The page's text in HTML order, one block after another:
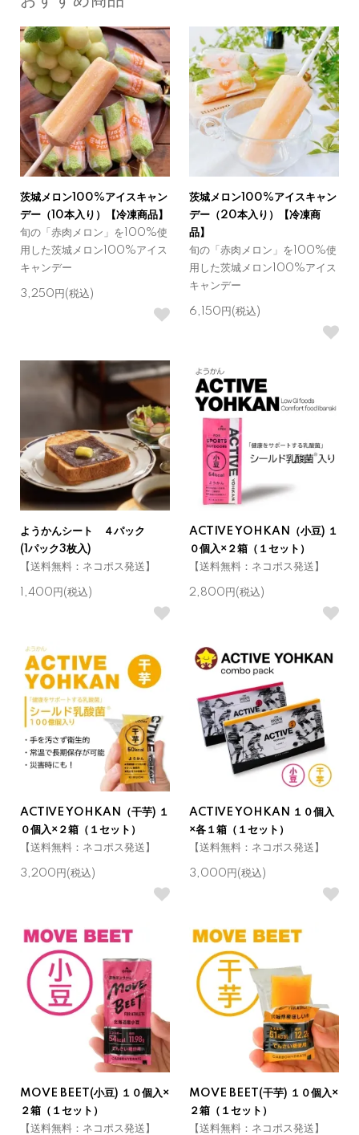
茨城メロン100%アイスキャン
デー（10本入り）【冷凍商品】
旬の「赤肉メロン」を100%使
用した茨城メロン100%アイス
キャンデー
3,250円(税込)
茨城メロン100%アイスキャン
デー（20本入り）【冷凍商
品】
旬の「赤肉メロン」を100%使
用した茨城メロン100%アイス
キャンデー
6,150円(税込)
ようかんシート ４パック
(1パック3枚入)
【送料無料：ネコポス発送】
1,400円(税込)
ACTIVE YOHKAN（小豆) １
０個入×２箱（１セット）
【送料無料：ネコポス発送】
2,800円(税込)
ACTIVE YOHKAN（干芋) １
０個入×２箱（１セット）
【送料無料：ネコポス発送】
3,200円(税込)
ACTIVE YOHKAN １０個入
×各１箱（１セット）
【送料無料：ネコポス発送】
3,000円(税込)
MOVE BEET(小豆) １０個入×
２箱（１セット）
【送料無料：ネコポス発送】
MOVE BEET(干芋) １０個入×
２箱（１セット）
【送料無料：ネコポス発送】